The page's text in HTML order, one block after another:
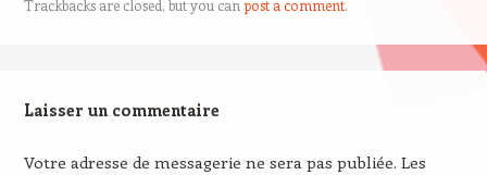
Trackbacks are closed, but you can post a comment.
Laisser un commentaire
Votre adresse de messagerie ne sera pas publiée. Les